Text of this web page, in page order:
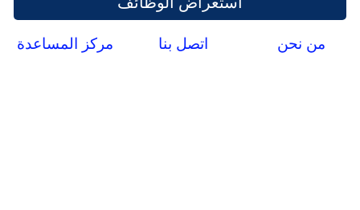
من نحن اتصل بنا مركز المساعدة